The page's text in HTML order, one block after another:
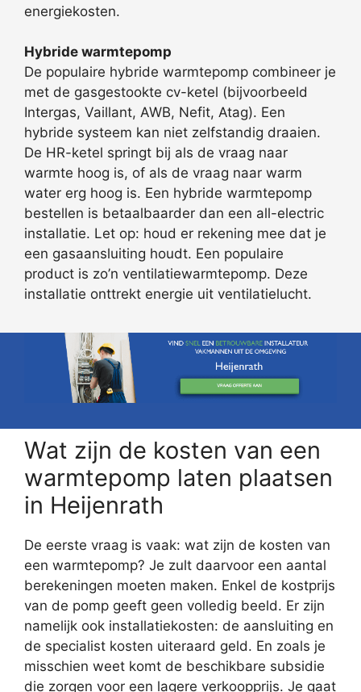
energiekosten.
Hybride warmtepomp
De populaire hybride warmtepomp combineer je
met de gasgestookte cv-ketel (bijvoorbeeld
Intergas, Vaillant, AWB, Nefit, Atag). Een
hybride systeem kan niet zelfstandig draaien.
De HR-ketel springt bij als de vraag naar
warmte hoog is, of als de vraag naar warm
water erg hoog is. Een hybride warmtepomp
bestellen is betaalbaarder dan een all-electric
installatie. Let op: houd er rekening mee dat je
een gasaansluiting houdt. Een populaire
product is zo’n ventilatiewarmtepomp. Deze
installatie onttrekt energie uit ventilatielucht.
Wat zijn de kosten van een
warmtepomp laten plaatsen
in Heijenrath
De eerste vraag is vaak: wat zijn de kosten van
een warmtepomp? Je zult daarvoor een aantal
berekeningen moeten maken. Enkel de kostprijs
van de pomp geeft geen volledig beeld. Er zijn
namelijk ook installatiekosten: de aansluiting en
de specialist kosten uiteraard geld. En zoals je
misschien weet komt de beschikbare subsidie
die zorgen voor een lagere verkoopprijs. Je gaat